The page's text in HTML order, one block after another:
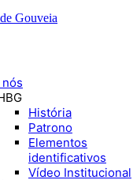
Gouveia
História
Patrono
Elementos
identificativos
Vídeo Institucional